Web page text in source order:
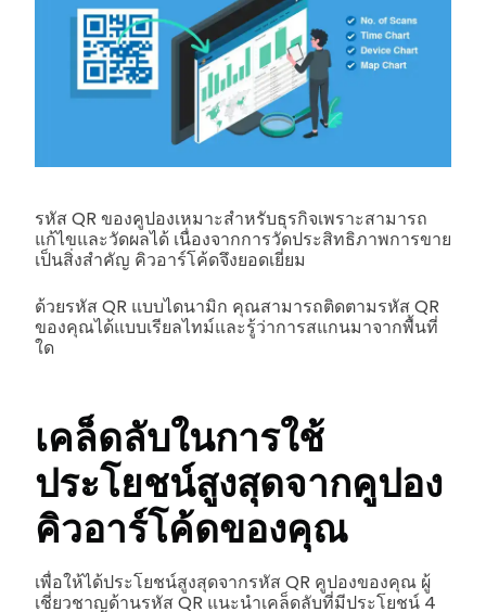
รหัส QR ของคูปองเหมาะสำหรับธุรกิจเพราะสามารถ
แก้ไขและวัดผลได้ เนื่องจากการวัดประสิทธิภาพการขาย
เป็นสิ่งสำคัญ คิวอาร์โค้ดจึงยอดเยี่ยม
ด้วยรหัส QR แบบไดนามิก คุณสามารถติดตามรหัส QR
ของคุณได้แบบเรียลไทม์และรู้ว่าการสแกนมาจากพื้นที่
ใด
เคล็ดลับในการใช้
ประโยชน์สูงสุดจากคูปอง
คิวอาร์โค้ดของคุณ
เพื่อให้ได้ประโยชน์สูงสุดจากรหัส QR คูปองของคุณ ผู้
เชี่ยวชาญด้านรหัส QR แนะนำเคล็ดลับที่มีประโยชน์ 4